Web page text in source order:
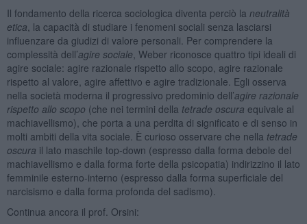
Il fondamento della ricerca sociologica diventa perciò la neutralità
etica , la capacità di studiare i fenomeni sociali senza lasciarsi
influenzare da giudizi di valore personali. Per comprendere la
complessità dell’agire sociale , Weber riconosce quattro tipi ideali di
agire sociale: agire razionale rispetto allo scopo, agire razionale
rispetto al valore, agire affettivo e agire tradizionale. Egli osserva
nella società moderna il progressivo predominio dell’agire razionale
rispetto allo scopo (che nei termini della tetrade oscura equivale al
machiavellismo), che porta a una perdita di significato e di senso in
molti ambiti della vita sociale. È curioso osservare che nella tetrade
oscura il lato maschile top-down (espresso dalla forma debole del
machiavellismo e dalla forma forte della psicopatia) indirizzino il lato
femminile esterno-interno (espresso dalla forma superficiale del
narcisismo e dalla forma profonda del sadismo).
Continua ancora il prof. Orsini: